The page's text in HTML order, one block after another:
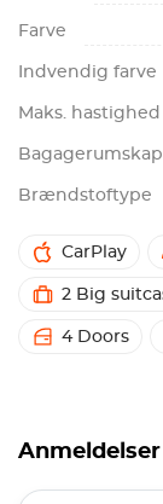
Farve
Indvendig farve
Maks. hastighed
Brændstoftype
CarPlay
2 Big
4 Doors
Anmeldelser